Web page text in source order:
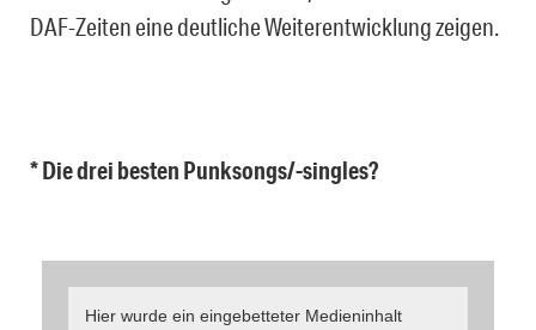
DAF-Zeiten eine deutliche Weiterentwicklung zeigen.
* Die drei besten Punksongs/-singles?
Hier wurde ein eingebetteter Medieninhalt